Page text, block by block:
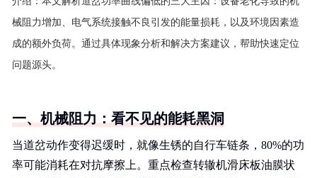
械阻力增加、电气系统接触不良引发的能量损耗，以及环境因素造
成的额外负荷。通过具体现象分析和解决方案建议，帮助快速定位
问题源头。
一、机械阻力：看不见的能耗黑洞
当道岔动作变得迟缓时，就像生锈的自行车链条，80%的功
率可能消耗在对抗摩擦上。重点检查转辙机滑床板油膜状